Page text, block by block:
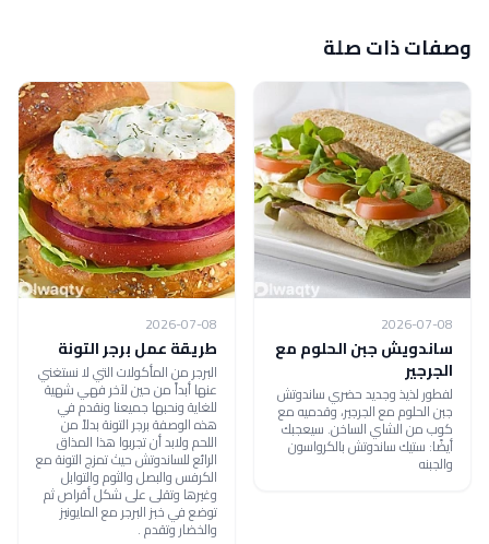
وصفات ذات صلة
2026-07-08
ساندويش جبن الحلوم مع
الجرجير
لفطور لذيذ وجديد حضري ساندوتش
جبن الحلوم مع الجرجير، وقدميه مع
كوب من الشاي الساخن. سيعجبك
أيضًا: ستيك ساندوتش بالكرواسون
والجبنه
2026-07-08
طريقة عمل برجر التونة
البرجر من المأكولات التي لا نستغني
عنها أبداً من حين لآخر فهي شهية
للغاية ونحبها جميعنا ونقدم في
هذه الوصفة برجر التونة بدلاً من
اللحم ولابد أن تجربوا هذا المذاق
الرائع للساندوتش حيث تمزج التونة مع
الكرفس والبصل والثوم والتوابل
وغيرها وتقلى على شكل أقراص ثم
توضع في خبز البرجر مع المايونيز
والخضار وتقدم .